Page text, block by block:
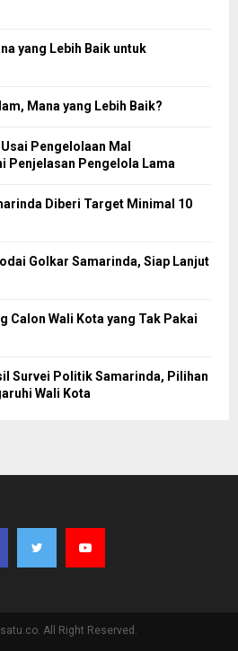
yang Lebih Baik untuk
Mana yang Lebih Baik?
Pengelolaan Mal
Penjelasan Pengelola Lama
Diberi Target Minimal 10
Golkar Samarinda, Siap Lanjut
Calon Wali Kota yang Tak Pakai
Survei Politik Samarinda, Pilihan
Wali Kota
All Right Reserved.